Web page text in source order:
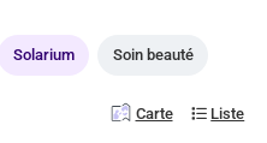
Solarium Soin beauté
Carte Liste